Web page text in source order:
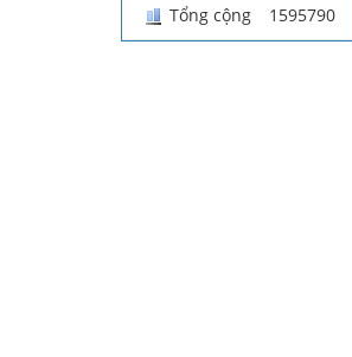
Tổng cộng 1595790